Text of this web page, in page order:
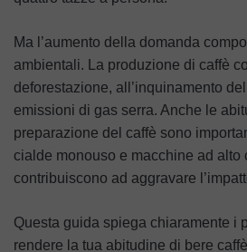
Ma l’aumento della domanda
ambientali. La produzione di caffè
deforestazione, all’inquinamento
emissioni di gas serra. Anche le
preparazione del caffè sono
cialde monouso e macchine ad alto
contribuiscono ad aggravare
Questa guida spiega chiaramente i
rendere la tua abitudine di bere